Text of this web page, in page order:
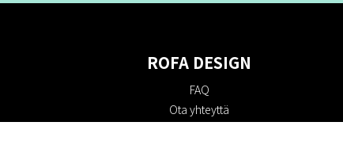
ROFA DESIGN
FAQ
Ota yhteyttä